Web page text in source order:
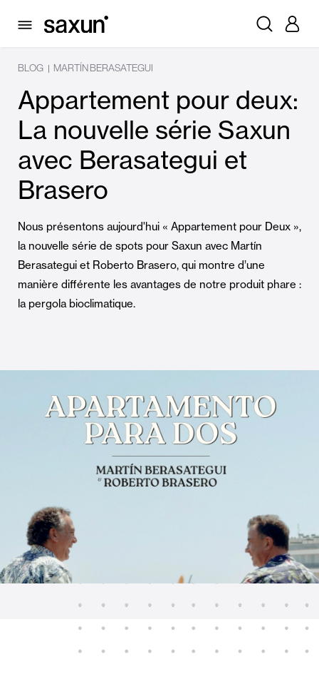
BLOG | MARTÍN BERASATEGUI
Appartement pour deux:
La nouvelle série Saxun
avec Berasategui et
Brasero
Nous présentons aujourd'hui « Appartement pour Deux »,
la nouvelle série de spots pour Saxun avec Martín
Berasategui et Roberto Brasero, qui montre d’une
manière différente les avantages de notre produit phare :
la pergola bioclimatique.